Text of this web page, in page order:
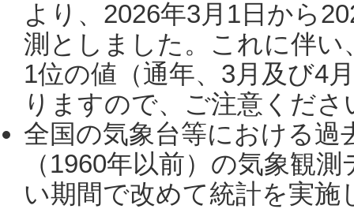
より、2026年3月1日から
測としました。これに伴い
1位の値（通年、3月及び4
りますので、ご注意くだ
全国の気象台等における過
（1960年以前）の気象観
い期間で改めて統計を実